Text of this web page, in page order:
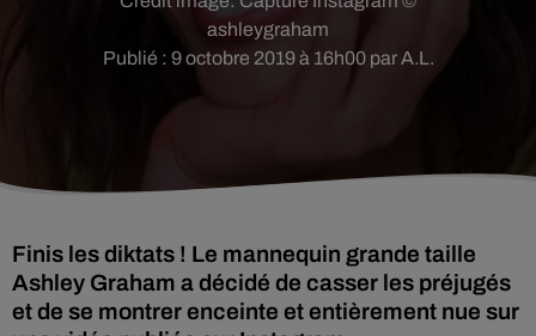
Publié : 9 octobre 2019 à 16h00 par A.L.
ashleygraham
Finis les diktats ! Le mannequin grande taille
Ashley Graham a décidé de casser les préjugés
et de se montrer enceinte et entièrement nue sur